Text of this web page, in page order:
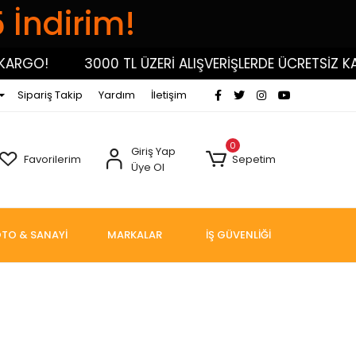
İndirim!
3000 TL ÜZERİ ALIŞVERİŞLERDE ÜCRETSİZ KARGO!
Sipariş Takip Yardım İletişim
Favorilerim
Giriş Yap
Üye Ol
0
Sepetim
& SANAYİ MARKALAR İŞ GÜVENLİĞİ